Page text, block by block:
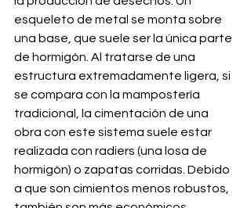
esqueleto de metal se monta sobre
una base, que suele ser la única parte
de hormigón. Al tratarse de una
estructura extremadamente ligera, si
se compara con la mampostería
tradicional, la cimentación de una
obra con este sistema suele estar
realizada con radiers (una losa de
hormigón) o zapatas corridas. Debido
a que son cimientos menos robustos,